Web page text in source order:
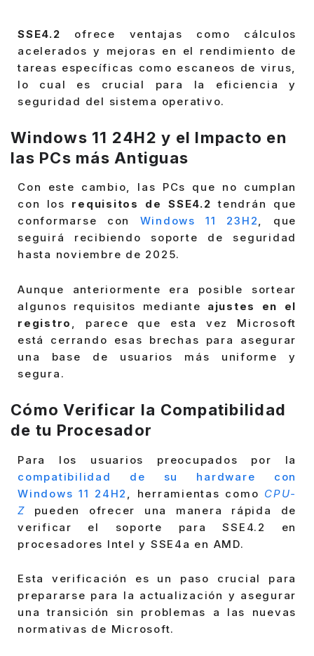
SSE4.2 ofrece ventajas como cálculos
acelerados y mejoras en el rendimiento de
tareas específicas como escaneos de virus,
lo cual es crucial para la eficiencia y
seguridad del sistema operativo.
Windows 11 24H2 y el Impacto en
las PCs más Antiguas
Con este cambio, las PCs que no cumplan
con los
requisitos de SSE4.2 tendrán que
conformarse con Windows 11 23H2, que
seguirá recibiendo soporte de seguridad
hasta noviembre de 2025.
Aunque anteriormente era posible sortear
algunos requisitos mediante ajustes en el
registro , parece que esta vez Microsoft
está cerrando esas brechas para asegurar
una base de usuarios más uniforme y
segura.
Cómo Verificar la Compatibilidad
de tu Procesador
Para los usuarios preocupados por la
compatibilidad de su hardware con
Windows 11 24H2
, herramientas como CPU-
Z
pueden ofrecer una manera rápida de
verificar el soporte para SSE4.2 en
procesadores Intel y SSE4a en AMD.
Esta verificación es un paso crucial para
prepararse para la actualización y asegurar
una transición sin problemas a las nuevas
normativas de Microsoft.